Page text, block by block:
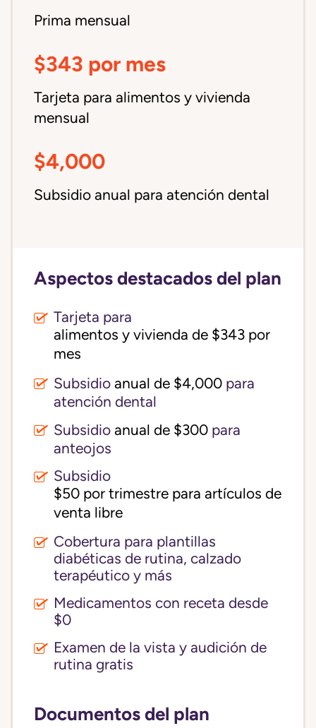
Prima mensual
$343 por mes
Tarjeta para alimentos y vivienda
mensual
$4,000
Subsidio anual para atención dental
Aspectos destacados del plan
Tarjeta para
alimentos y vivienda de $343 por
mes
Subsidio anual de $4,000 para
atención dental
Subsidio anual de $300 para
anteojos
Subsidio
$50 por trimestre para artículos de
venta libre
Cobertura para plantillas
diabéticas de rutina, calzado
terapéutico y más
Medicamentos con receta desde
$0
Examen de la vista y audición de
rutina gratis
Documentos del plan